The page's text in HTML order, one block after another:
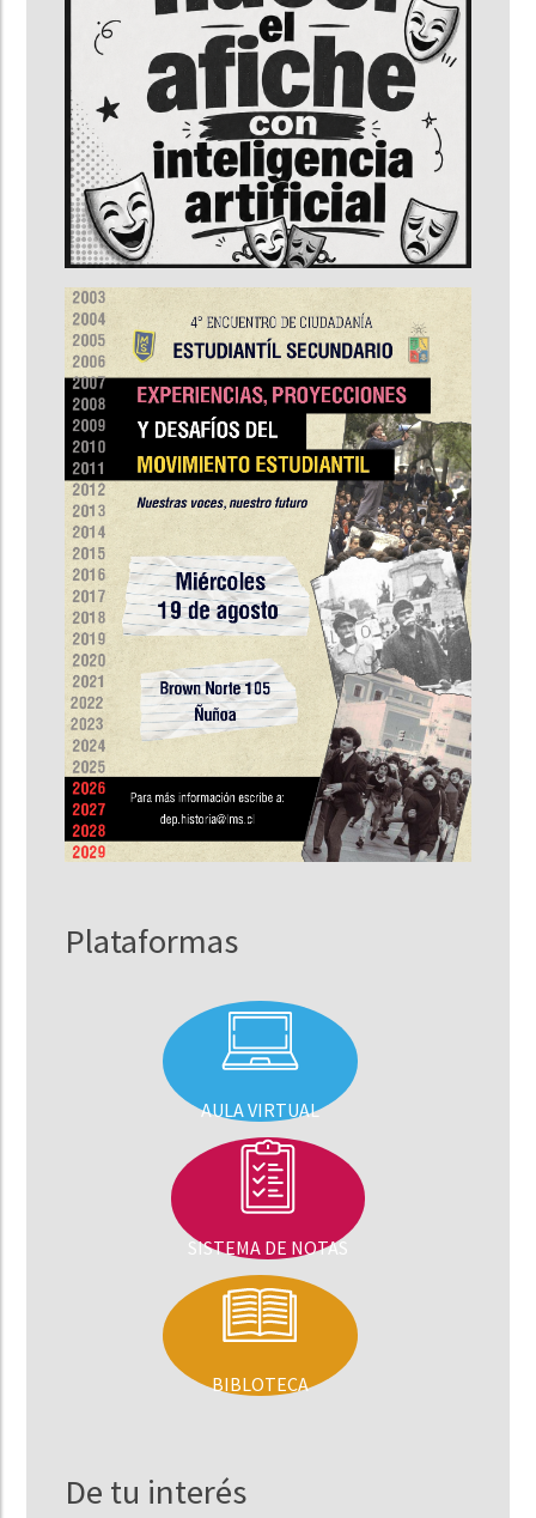
Plataformas
AULA VIRTUAL
SISTEMA DE NOTAS
BIBLOTECA
De tu interés